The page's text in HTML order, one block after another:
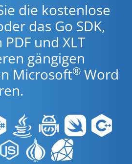
die kostenlose
das Go SDK,
und XLT
gängigen
Microsoft® Word